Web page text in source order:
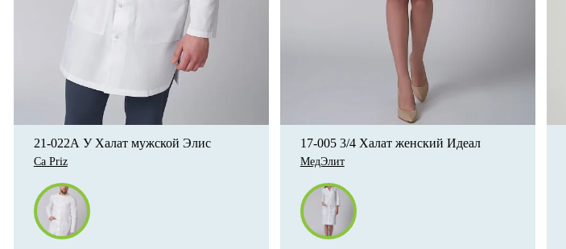
21-022А У Халат мужской Элис
Ca Priz
17-005 3/4 Халат женский Идеал
МедЭлит